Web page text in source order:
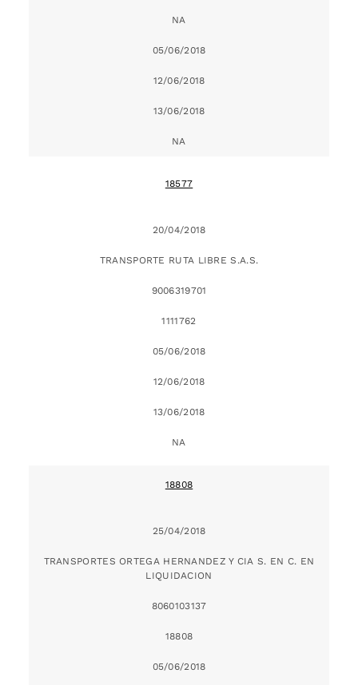
NA
05/06/2018
12/06/2018
13/06/2018
NA
18577
20/04/2018
TRANSPORTE RUTA LIBRE S.A.S.
9006319701
1111762
05/06/2018
12/06/2018
13/06/2018
NA
18808
25/04/2018
TRANSPORTES ORTEGA HERNANDEZ Y CIA S. EN C. EN
LIQUIDACION
8060103137
18808
05/06/2018